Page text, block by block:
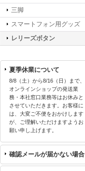
三脚
スマートフォン用グッズ
レリーズボタン
夏季休業について
8/8（土）から8/16（日）まで、
オンラインショップの発送業
務・本社窓口業務等はお休みと
させていただきます。お客様に
は、大変ご不便をおかけします
が、ご理解いただけますようお
願い申し上げます。
確認メールが届かない場合